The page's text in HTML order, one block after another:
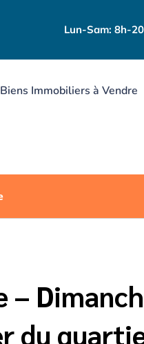
Lun-Sam: 8h-
Biens Immobiliers à Vendre
–
du